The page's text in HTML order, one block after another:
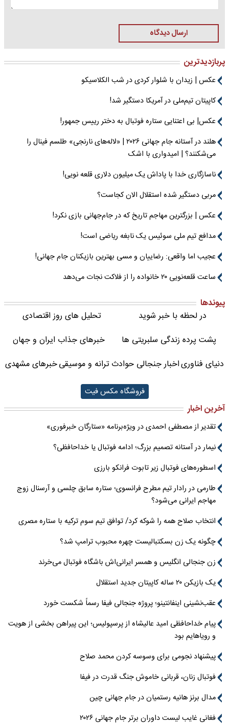
ارسال دیدگاه
پربازدیدترین
عکس | زیدان با شلوار کردی در شب الکلاسیکو
کاپیتان تیم‌ملی در آمریکا دستگیر شد!
عکس| بی اعتنایی ستاره فوتبال به دختر رییس جمهور!
هلند در آستانه جام جهانی ۲۰۲۶ | «لاله‌های نارنجی» طلسم فینال را
می‌شکنند؟ | امیدواری با اشک
ناسازگاری خدا با پاداش یک میلیون دلاری قلعه نویی!
مربی دستگیر شده استقلال الان کجاست؟
عکس | بزرگترین مهاجم تاریخ که در جام‌جهانی بازی نکرد!
مدافع تیم ملی سوئیس یک نابغه ریاضی است!
عجیب اما واقعی: رضاییان و مسی بهترین بازیکنان جام جهانی!
ساعت قلعه‌نویی ۲۰ خانواده را از فلاکت نجات می‌دهد
پیوندها
در لحظه با خبر شوید
تحلیل های روز اقتصادی
پشت پرده زندگی سلبریتی ها
خبرهای جذاب ایران و جهان
دنیای فناوریاخبار جنجالی حوادثترانه و موسیقیخبرهای مشهدی
فروشگاه مکس فیت
آخرین اخبار
تقدیر از مصطفی احمدی در ویژه‌برنامه «ستارگان خبرفوری»
نیمار در آستانه تصمیم بزرگ؛ ادامه فوتبال یا خداحافظی؟
اسطوره‌های فوتبال زیر تابوت فرانکو بارزی
طارمی در رادار تیم مطرح فرانسوی؛ ستاره سابق چلسی و آرسنال زوج
مهاجم ایرانی می‌شود؟
انتخاب صلاح همه را شوکه کرد/ توافق تیم سوم ترکیه با ستاره مصری
چگونه یک زن بسکتبالیست چهره محبوب ترامپ شد؟
زن جنجالی انگلیس و همسر ایرانی‌اش باشگاه فوتبال می‌خرند
یک بازیکن ۲۰ ساله کاپیتان جدید استقلال
عقب‌نشینی اینفانتینو؛ پروژه جنجالی فیفا رسماً شکست خورد
پیام خداحافظی امید عالیشاه از پرسپولیس؛ این پیراهن بخشی از هویت
و رویاهایم بود
پیشنهاد نجومی برای وسوسه کردن محمد صلاح
فوتبال زنان، قربانی خاموش جنگ قدرت در فیفا
مدال برنز هانیه رستمیان در جام جهانی چین
فغانی غایب لیست داوران برتر جام جهانی ۲۰۲۶